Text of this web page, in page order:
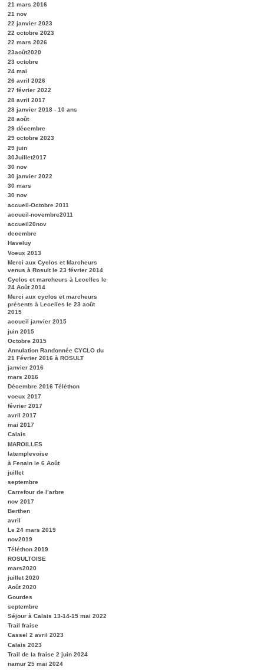
21 mars 2016
21 nov
22 janvier 2023
22 octobre 2023
22 mars 2026
23août2020
23 octobre
24 mai
26 avril 2026
27 février 2022
28 avril 2017
28 janvier 2018 - 10 ans
28 août
29 décembre
29 octobre 2023
29 juin
30Juillet2017
30 nov
30 janvier 2022
30 mars
30 nov
accueil-Octobre 2011
accueil-novembre2011
accueil20nov
decembre
Haveluy
Voeux 2013
Merci aux Cyclos et Marcheurs
venus à Rosult le 23 février 2014
Cyclos et marcheurs à Lecelles le
24 Août 2014
Merci aux cyclos et marcheurs
présents à Lecelles le 23 août
2015
accueil janvier 2015
juin 2015
Octobre 2015
Annulation Randonnée CYCLO du
21 Février 2016 à ROSULT
janvier 2016
mars 2016
Décembre 2016 Téléthon
voeux 2017
février 2017
avril 2017
mai 2017
Calais
MAROILLES
latemplevoise
à Fenain le 6 Août
juillet
septembre
Carrefour de l’arbre
nov 2017
Berthen
avril
Le 24 mars 2019
nov2019
Téléthon 2019
ROSULTOISE
mars2020
juillet 2020
Août 2020
Gourdes
septembre
Séjour à Calais 13-14-15 mai 2022
Trail fraise
Cassel 2 avril 2023
Calais 2023
Trail de la fraise 2 juin 2024
namur 25 mai 2024